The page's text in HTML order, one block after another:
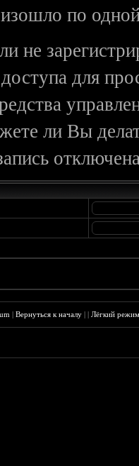
по
не
для
ли Вы
|Вернуться к началу ||Лёгкий